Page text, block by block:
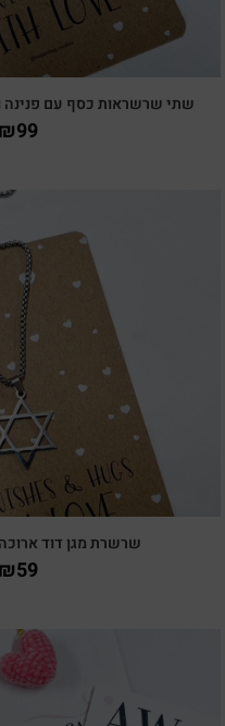
שתי שרשראות כסף עם פנינה
₪99
שרשרת מגן דוד
₪59